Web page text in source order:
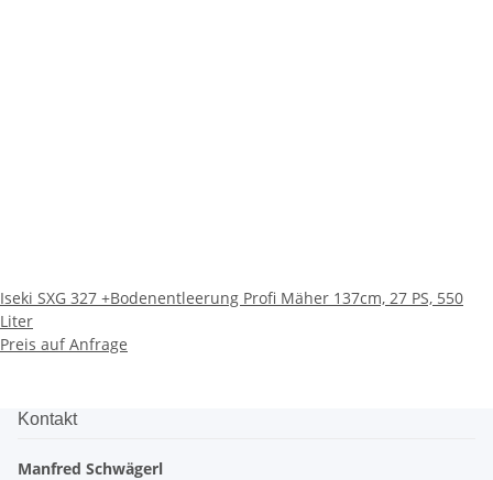
Iseki SXG 327 +Bodenentleerung Profi Mäher 137cm, 27 PS, 550
Liter
Preis auf Anfrage
Kontakt
Manfred Schwägerl